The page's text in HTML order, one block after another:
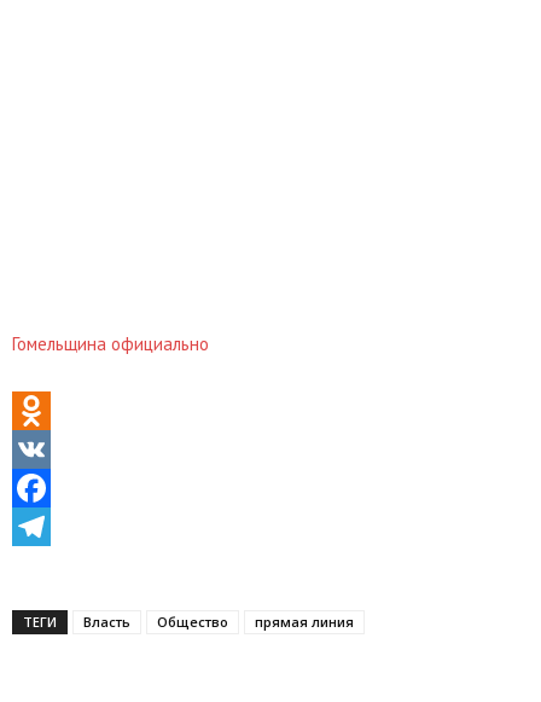
Гомельщина официально
Odnoklassniki
VK
Facebook
ТЕГИ Власть Общество прямая линия